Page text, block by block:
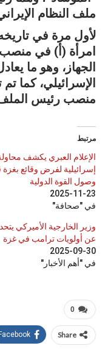
ملف النظام
لأول مرة في
امرأة (أ) في
الجهاز، وهو ما
الإسرائيلي، كما
منصب رئيس الملف
مرتبط
الإعلام العبري يكشف
إسرائيلية لفرض وقائع بغزة
وصول القوة الدولية
2025-11-23
في "صحافة"
وزير الخارجية الأميركي
عن أولويات ترامب في غزة
2025-09-30
في "أهم الأخبار"
0
Share
Facebook